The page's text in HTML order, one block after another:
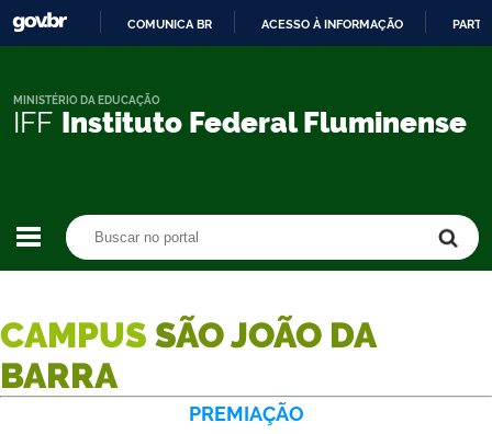
CONTEÚDO
COMUNICA BR ACESSO À INFORMAÇÃO
IFF Instituto Federal Fluminense
MINISTÉRIO DA EDUCAÇÃO
CAMPUS SÃO JOÃO DA
BARRA
PREMIAÇÃO